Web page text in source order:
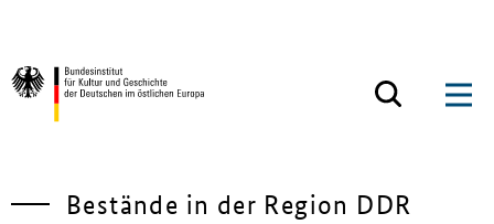
Bestände in der Region DDR